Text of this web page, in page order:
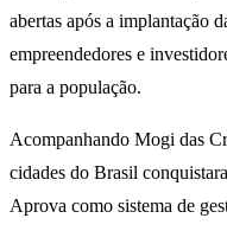
abertas após a implantação
empreendedores e
para a população.
Acompanhando Mogi das
cidades do Brasil
Aprova como sistema de